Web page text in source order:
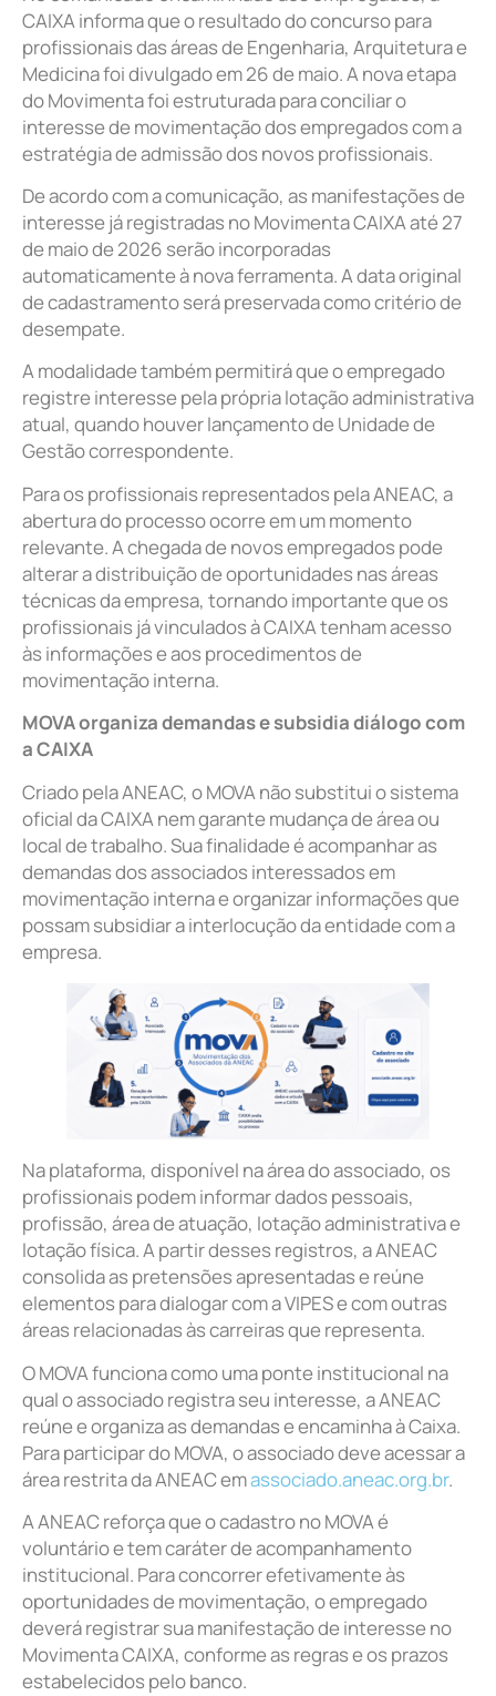
CAIXA informa que o resultado do concurso para
profissionais das áreas de Engenharia, Arquitetura e
Medicina foi divulgado em 26 de maio. A nova etapa
do Movimenta foi estruturada para conciliar o
interesse de movimentação dos empregados com a
estratégia de admissão dos novos profissionais.
De acordo com a comunicação, as manifestações de
interesse já registradas no Movimenta CAIXA até 27
de maio de 2026 serão incorporadas
automaticamente à nova ferramenta. A data original
de cadastramento será preservada como critério de
desempate.
A modalidade também permitirá que o empregado
registre interesse pela própria lotação administrativa
atual, quando houver lançamento de Unidade de
Gestão correspondente.
Para os profissionais representados pela ANEAC, a
abertura do processo ocorre em um momento
relevante. A chegada de novos empregados pode
alterar a distribuição de oportunidades nas áreas
técnicas da empresa, tornando importante que os
profissionais já vinculados à CAIXA tenham acesso
às informações e aos procedimentos de
movimentação interna.
MOVA organiza demandas e subsidia diálogo com
a CAIXA
Criado pela ANEAC, o MOVA não substitui o sistema
oficial da CAIXA nem garante mudança de área ou
local de trabalho. Sua finalidade é acompanhar as
demandas dos associados interessados em
movimentação interna e organizar informações que
possam subsidiar a interlocução da entidade com a
empresa.
Na plataforma, disponível na área do associado, os
profissionais podem informar dados pessoais,
profissão, área de atuação, lotação administrativa e
lotação física. A partir desses registros, a ANEAC
consolida as pretensões apresentadas e reúne
elementos para dialogar com a VIPES e com outras
áreas relacionadas às carreiras que representa.
O MOVA funciona como uma ponte institucional na
qual o associado registra seu interesse, a ANEAC
reúne e organiza as demandas e encaminha à Caixa.
Para participar do MOVA, o associado deve acessar a
área restrita da ANEAC emassociado.aneac.org.br.
A ANEAC reforça que o cadastro no MOVA é
voluntário e tem caráter de acompanhamento
institucional. Para concorrer efetivamente às
oportunidades de movimentação, o empregado
deverá registrar sua manifestação de interesse no
Movimenta CAIXA, conforme as regras e os prazos
estabelecidos pelo banco.